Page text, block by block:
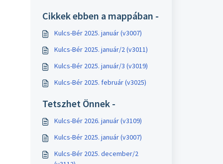
Cikkek ebben a mappában -
Kulcs-Bér 2025. január (v3007)
Kulcs-Bér 2025. január/2 (v3011)
Kulcs-Bér 2025. január/3 (v3019)
Kulcs-Bér 2025. február (v3025)
Tetszhet Önnek -
Kulcs-Bér 2026. január (v3109)
Kulcs-Bér 2025. január (v3007)
Kulcs-Bér 2025. december/2